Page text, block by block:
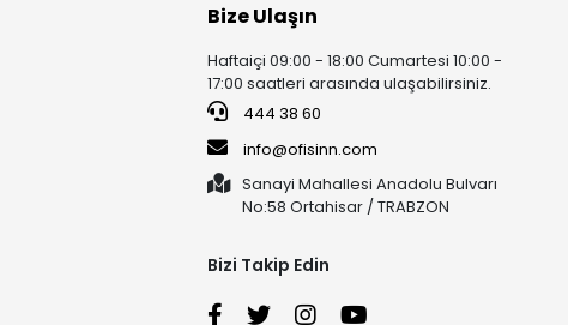
Bize Ulaşın
Haftaiçi 09:00 - 18:00 Cumartesi 10:00 -
17:00 saatleri arasında ulaşabilirsiniz.
444 38 60
info@ofisinn.com
Sanayi Mahallesi Anadolu Bulvarı
No:58 Ortahisar / TRABZON
Bizi Takip Edin